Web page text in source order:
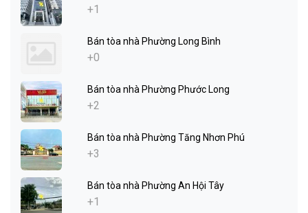
+1
Bán tòa nhà Phường Long Bình
+0
Bán tòa nhà Phường Phước Long
+2
Bán tòa nhà Phường Tăng Nhơn Phú
+3
Bán tòa nhà Phường An Hội Tây
+1